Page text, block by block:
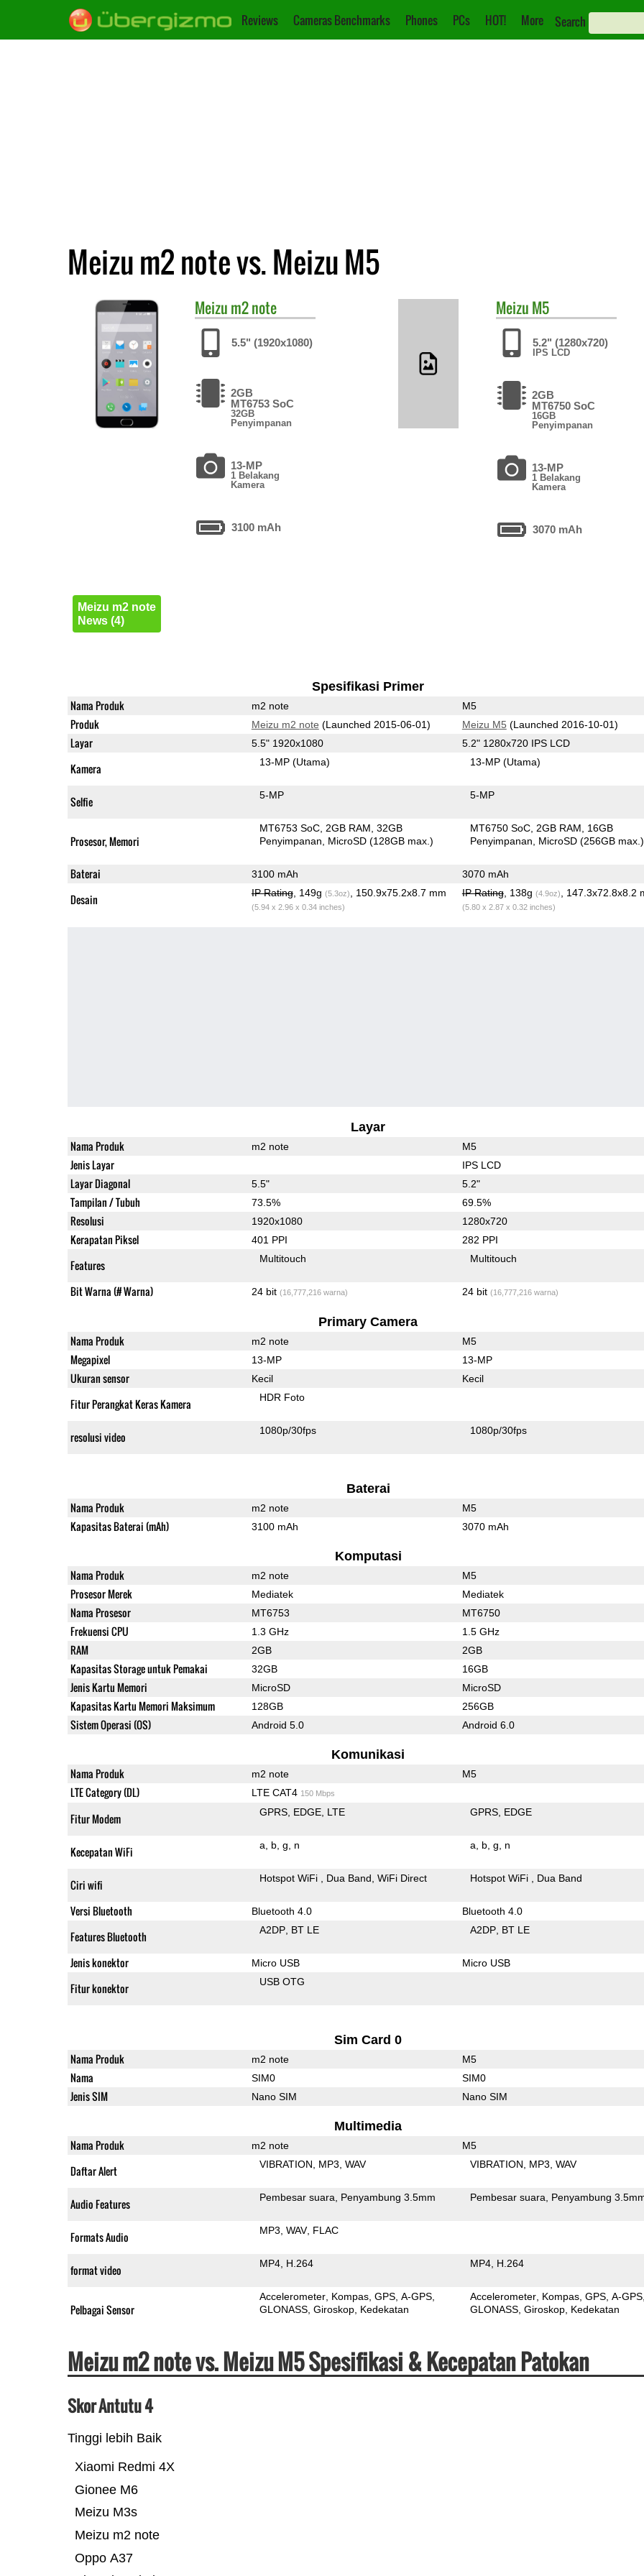
Reviews Cameras Benchmarks Phones PCs HOT! More Search
Meizu m2 note vs. Meizu M5
Meizu m2 note
5.5" (1920x1080)
2GB
MT6753 SoC
32GB
Penyimpanan
13-MP
1 Belakang
Kamera
3100 mAh
Meizu m2 note
News (4)
Meizu M5
5.2" (1280x720)
IPS LCD
2GB
MT6750 SoC
16GB
Penyimpanan
13-MP
1 Belakang
Kamera
3070 mAh
Spesifikasi Primer
Nama Produk m2 note M5
Produk Meizu m2 note (Launched 2015-06-01) Meizu M5 (Launched 2016-10-01)
Layar 5.5" 1920x1080 5.2" 1280x720 IPS LCD
Kamera 13-MP(Utama) 13-MP(Utama)
Selfie 5-MP 5-MP
Prosesor, Memori
MT6753 SoC 2GB RAM 32GB
Penyimpanan
MicroSD (128GB max.)
MT6750 SoC 2GB RAM
16GB
Penyimpanan
MicroSD (256GB max.)
Baterai 3100 mAh 3070 mAh
Desain IP Rating, 149g (5.3oz) , 150.9x75.2x8.7 mm
(5.94 x 2.96 x 0.34 inches)
IP Rating, 138g (4.9oz) , 147.3x72.8x8.2
(5.80 x 2.87 x 0.32 inches)
Layar
Nama Produk m2 note M5
Jenis Layar IPS LCD
Layar Diagonal 5.5" 5.2"
Tampilan / Tubuh 73.5% 69.5%
Resolusi 1920x1080 1280x720
Kerapatan Piksel 401 PPI 282 PPI
Features Multitouch Multitouch
Bit Warna (# Warna) 24 bit (16,777,216 warna) 24 bit (16,777,216 warna)
Primary Camera
Nama Produk m2 note M5
Megapixel 13-MP 13-MP
Ukuran sensor Kecil Kecil
Fitur Perangkat Keras Kamera HDR Foto
resolusi video 1080p/30fps 1080p/30fps
Baterai
Nama Produk m2 note M5
Kapasitas Baterai (mAh) 3100 mAh 3070 mAh
Komputasi
Nama Produk m2 note M5
Prosesor Merek Mediatek Mediatek
Nama Prosesor MT6753 MT6750
Frekuensi CPU 1.3 GHz 1.5 GHz
RAM 2GB 2GB
Kapasitas Storage untuk Pemakai 32GB 16GB
Jenis Kartu Memori MicroSD MicroSD
Kapasitas Kartu Memori Maksimum 128GB 256GB
Sistem Operasi (OS) Android 5.0 Android 6.0
Komunikasi
Nama Produk m2 note M5
LTE Category (DL) LTE CAT4 150 Mbps
Fitur Modem GPRS EDGE LTE GPRS EDGE
Kecepatan WiFi a b g n a b g n
Ciri wifi Hotspot WiFi Dua Band WiFi Direct Hotspot WiFi Dua Band
Versi Bluetooth Bluetooth 4.0 Bluetooth 4.0
Features Bluetooth A2DP BT LE A2DP BT LE
Jenis konektor Micro USB Micro USB
Fitur konektor USB OTG
Sim Card 0
Nama Produk m2 note M5
Nama SIM0 SIM0
Jenis SIM Nano SIM Nano SIM
Multimedia
Nama Produk m2 note M5
Daftar Alert VIBRATION MP3 WAV VIBRATION MP3 WAV
Audio Features Pembesar suara Penyambung 3.5mm Pembesar suara Penyambung
Formats Audio MP3 WAV FLAC
format video MP4 H.264 MP4 H.264
Pelbagai Sensor
Accelerometer Kompas GPS A-GPS
GLONASS Giroskop Kedekatan
Accelerometer Kompas GPS A-GPS
GLONASS Giroskop Kedekatan
Meizu m2 note vs. Meizu M5 Spesifikasi & Kecepatan Patokan
Skor Antutu 4
Tinggi lebih Baik
Oppo A37
Meizu m2 note
Meizu M3s
Gionee M6
Xiaomi Redmi 4X